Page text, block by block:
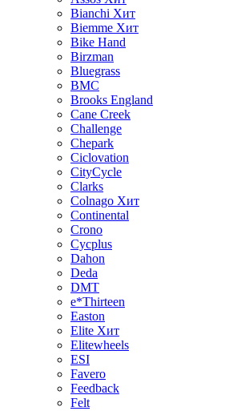
Bianchi Хит
Biemme Хит
Bike Hand
Birzman
Bluegrass
BMC
Brooks England
Cane Creek
Challenge
Chepark
Ciclovation
CityCycle
Clarks
Colnago Хит
Continental
Crono
Cycplus
Dahon
Deda
DMT
e*Thirteen
Easton
Elite Хит
Elitewheels
ESI
Favero
Feedback
Felt